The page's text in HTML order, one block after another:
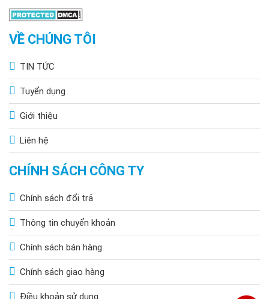
VỀ CHÚNG TÔI
TIN TỨC
Tuyển dụng
Giới thiệu
Liên hệ
CHÍNH SÁCH CÔNG TY
Chính sách đổi trả
Thông tin chuyển khoản
Chính sách bán hàng
Chính sách giao hàng
Điều khoản sử dụng